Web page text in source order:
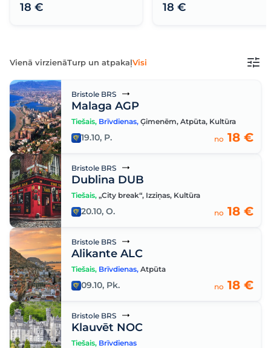
18 € 18 €
Vienā virzienāTurp un atpakaļVisi
Bristole BRS
Malaga AGP
Tiešais, Brīvdienas, Ģimenēm, Atpūta, Kultūra
19.10, P. no 18 €
Bristole BRS
Dublina DUB
Tiešais, „City break“, Izziņas, Kultūra
20.10, O. no 18 €
Bristole BRS
Alikante ALC
Tiešais, Brīvdienas, Atpūta
09.10, Pk. no 18 €
Bristole BRS
Klauvēt NOC
Tiešais, Brīvdienas